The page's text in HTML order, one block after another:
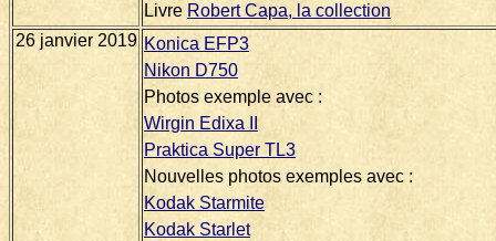
Livre Robert Capa, la collection
26 janvier 2019 Konica EFP3
Nikon D750
Photos exemple avec :
Wirgin Edixa II
Praktica Super TL3
Nouvelles photos exemples avec :
Kodak Starmite
Kodak Starlet